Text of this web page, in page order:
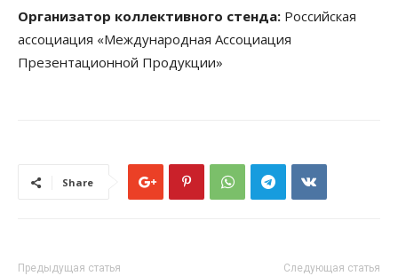
Организатор коллективного стенда: Российская
ассоциация «Международная Ассоциация
Презентационной Продукции»
Share
Предыдущая статья Следующая статья